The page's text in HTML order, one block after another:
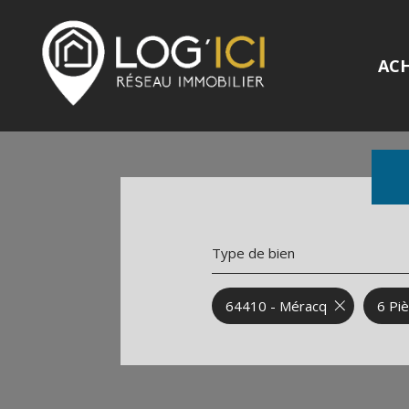
Type de bien
64410 - Méracq 6